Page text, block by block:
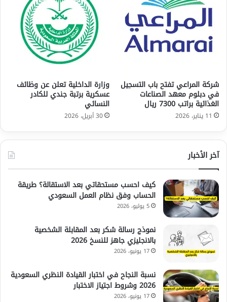
شركة المراعي تفتح باب التسجيل
في دبلوم معهد الصناعات
الغذائية براتب 7300 ريال
11 يناير، 2026
وزارة الداخلية تعلن عن وظائف
عسكرية برتبة جندي للكادر
النسائي
30 أبريل، 2026
آخر الأخبار
كيف احسب مستحقاتي بعد الاستقالة؟ طريقة
الحساب وفق نظام العمل السعودي
5 يوليو، 2026
نموذج رسالة شكر بعد المقابلة الشخصية
بالانجليزي جاهز للنسخ 2026
17 يونيو، 2026
نسبة النجاح في اختبار القيادة النظري السعودية
2026 وشروط اجتياز الاختبار
17 يونيو، 2026